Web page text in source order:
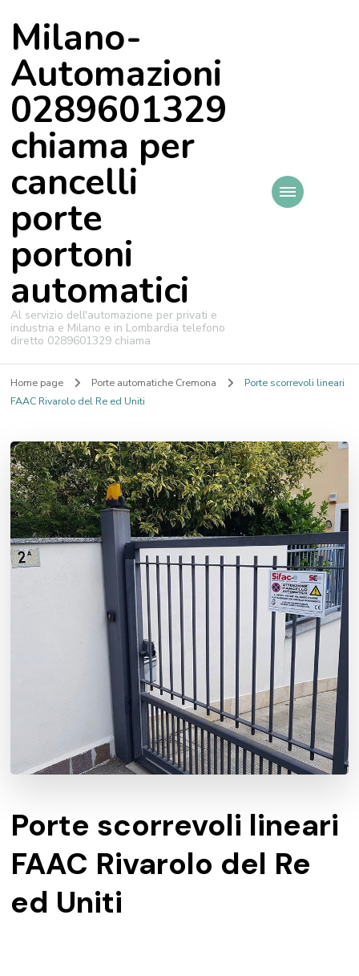
Milano-
Automazioni
0289601329
chiama per
cancelli
porte
portoni
automatici
Al servizio dell'automazione per privati e
industria e Milano e in Lombardia telefono
diretto 0289601329 chiama
Home page Porte automatiche Cremona
Porte scorrevoli lineari
FAAC Rivarolo del Re ed Uniti
Porte scorrevoli lineari
FAAC Rivarolo del Re
ed Uniti